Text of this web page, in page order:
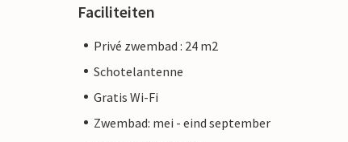
Faciliteiten
Privé zwembad : 24 m2
Schotelantenne
Gratis Wi-Fi
Zwembad: mei - eind september